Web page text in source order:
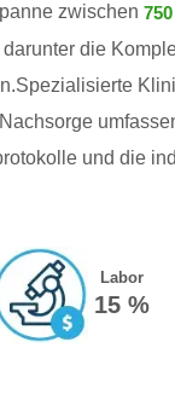
zwischen
die
und die
Labor
15 %